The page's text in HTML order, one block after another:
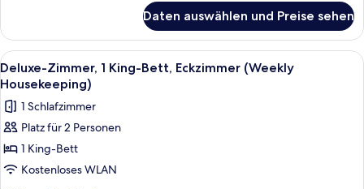
Dreibettzimmer
(Weekly
Housekeeping)
Daten auswählen und Preise sehen
Alle
Fotos
für
Deluxe-
Zimmer,
1 King-
Bett,
Ein Hotelzimmer mit Bett,
6
Deluxe-Zimmer, 1 King-Bett, Eckzimmer (Weekly
Housekeeping)
1 Schlafzimmer
Platz für 2 Personen
1 King-Bett
Kostenloses WLAN